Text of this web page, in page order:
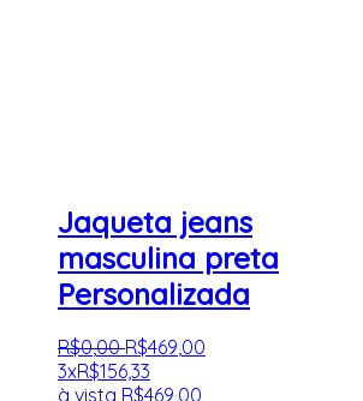
Jaqueta jeans
masculina preta
Personalizada
R$0,00 R$469,00
3xR$156,33
à vista R$469,00